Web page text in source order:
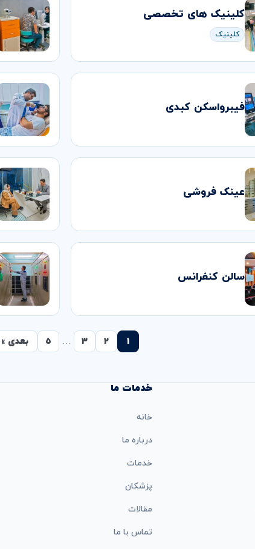
کلینیک های تخصصی
کلینیک
فیبرواسکن کبدی
عینک فروشی
سالن کنفرانس
۱ ۲ ۳ … ۵ بعدی »
خدمات ما
خانه
درباره ما
خدمات
پزشکان
مقالات
تماس با ما